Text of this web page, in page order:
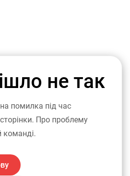
не так
помилка під час
Про проблему
команді.